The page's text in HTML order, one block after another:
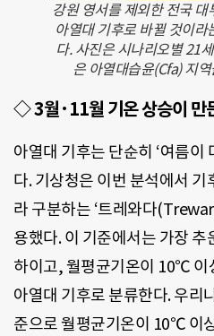
강원 영서를 제외한 전국
아열대 기후로 바뀔 것이라
다. 사진은 시나리오별 21
은 아열대습윤(Cfa) 지
◇ 3월·11월 기온 상승이 만
아열대 기후는 단순히 ‘여름이
다. 기상청은 이번 분석에서
라 구분하는 ‘트레와다
용했다. 이 기준에서는 가장
하이고, 월평균기온이 10℃ 이
아열대 기후로 분류한다. 우리
준으로 월평균기온이 10℃ 이